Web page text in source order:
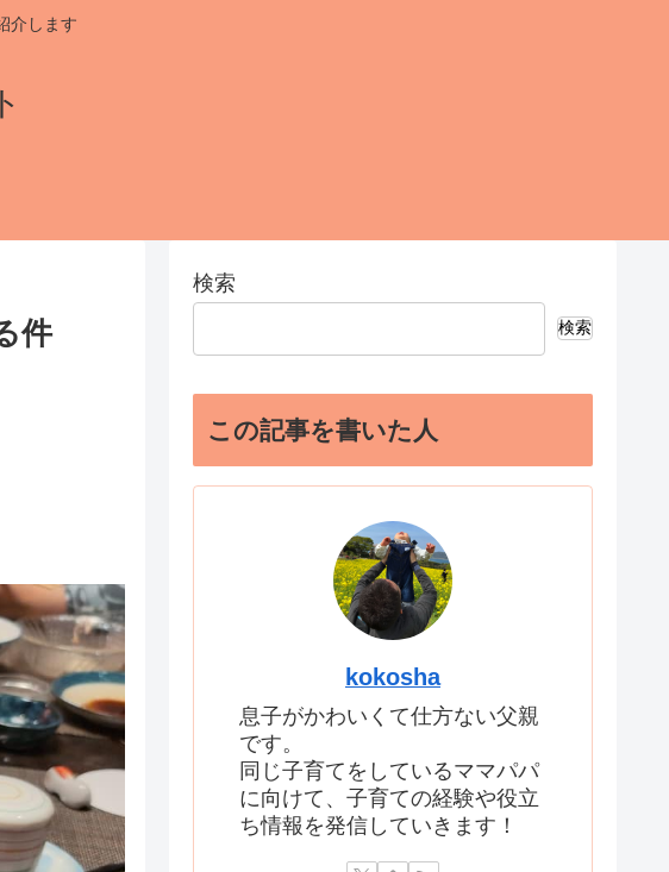
介します
件
検索
検索
この記事を書いた人
kokosha
息子がかわいくて仕方ない父親
です。
同じ子育てをしているママパパ
に向けて、子育ての経験や役立
ち情報を発信していきます！